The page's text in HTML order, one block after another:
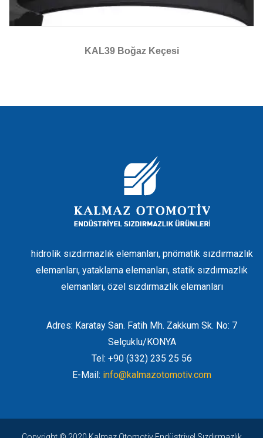
KAL39 Boğaz Keçesi
hidrolik sızdırmazlık elemanları, pnömatik sızdırmazlık
elemanları, yataklama elemanları, statik sızdırmazlık
elemanları, özel sızdırmazlık elemanları
Adres: Karatay San. Fatih Mh. Zakkum Sk. No: 7
Selçuklu/KONYA
Tel: +90 (332) 235 25 56
E-Mail: info@kalmazotomotiv.com